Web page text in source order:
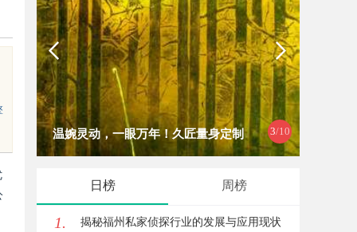
4/10
一眼万年！久匠量身定制
才是你整张脸的点睛之
女生的气质加分项
武汉配眼镜 上海配眼镜
日榜 周榜
1. 揭秘福州私家侦探行业的发展与应用现状